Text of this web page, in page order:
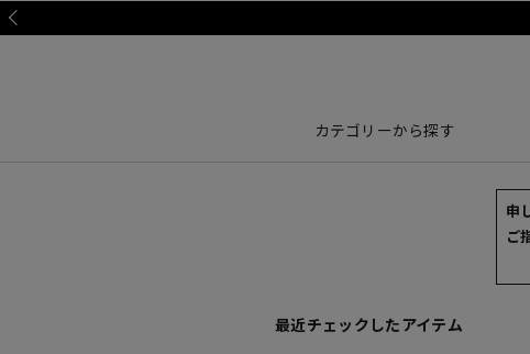
カテゴリーから探す
申
ご
最近チェックしたアイテム